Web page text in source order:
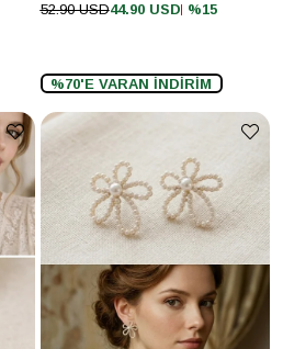
%15
44.90 USD
52.90 USD
%70'E VARAN İNDİRİM